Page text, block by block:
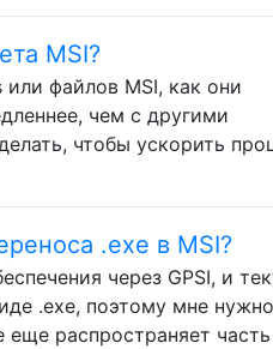
MSI?
файлов MSI, как они
чем с другими
чтобы ускорить
.exe в MSI?
через GPSI, и
.exe, поэтому мне нужно
еще распространяет часть